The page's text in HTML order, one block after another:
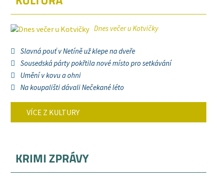
Dnes večer u Kotvičky
Slavná pouť v Netíně už klepe na dveře
Sousedská párty pokřtila nové místo pro setkávání
Umění v kovu a ohni
Na koupališti dávali Nečekané léto
VÍCE Z KULTURY
KRIMI ZPRÁVY